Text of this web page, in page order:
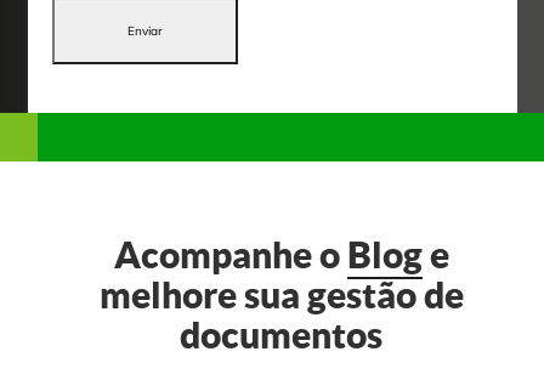
Enviar
Acompanhe o Bloge
melhore sua gestão de
documentos